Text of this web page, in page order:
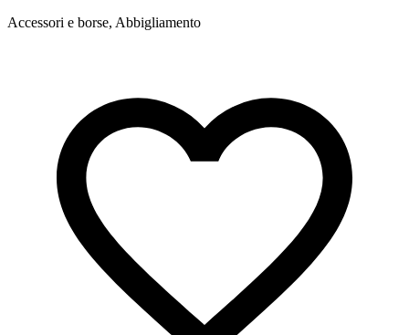
Accessori e borse, Abbigliamento